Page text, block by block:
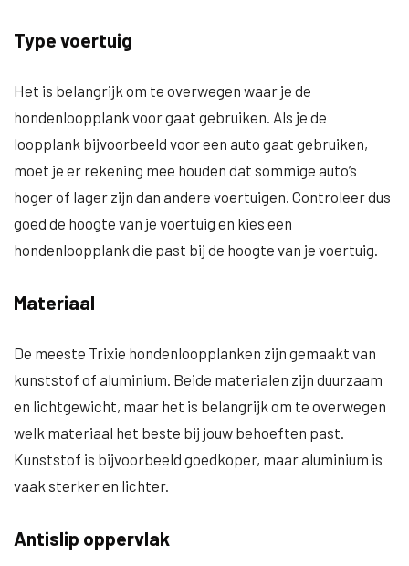
Type voertuig
Het is belangrijk om te overwegen waar je de
hondenloopplank voor gaat gebruiken. Als je de
loopplank bijvoorbeeld voor een auto gaat gebruiken,
moet je er rekening mee houden dat sommige auto’s
hoger of lager zijn dan andere voertuigen. Controleer dus
goed de hoogte van je voertuig en kies een
hondenloopplank die past bij de hoogte van je voertuig.
Materiaal
De meeste Trixie hondenloopplanken zijn gemaakt van
kunststof of aluminium. Beide materialen zijn duurzaam
en lichtgewicht, maar het is belangrijk om te overwegen
welk materiaal het beste bij jouw behoeften past.
Kunststof is bijvoorbeeld goedkoper, maar aluminium is
vaak sterker en lichter.
Antislip oppervlak